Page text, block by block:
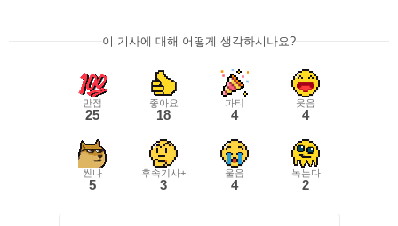
이 기사에 대해 어떻게 생각하시나요?
만점
25
좋아요
18
파티
4
웃음
4
씬나
5
후속기사+
3
울음
4
녹는다
2